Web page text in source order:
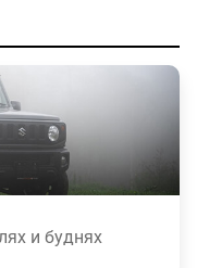
и буднях